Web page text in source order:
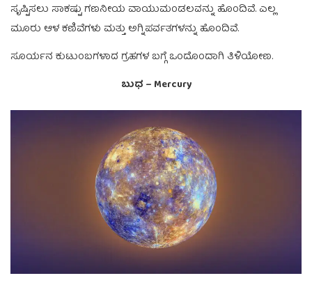
ಸೃಷ್ಟಿಸಲು ಸಾಕಷ್ಟು ಗಣನೀಯ ವಾಯುಮಂಡಲವನ್ನು ಹೊಂದಿವೆ. ಎಲ್ಲ
ಮೂರು ಆಳ ಕಣಿವೆಗಳು ಮತ್ತು ಅಗ್ನಿಪರ್ವತಗಳನ್ನು ಹೊಂದಿವೆ.
ಸೂರ್ಯನ ಕುಟುಂಬಗಳಾದ ಗ್ರಹಗಳ ಬಗ್ಗೆ ಒಂದೊಂದಾಗಿ ತಿಳಿಯೋಣ.
ಬುಧ – Mercury